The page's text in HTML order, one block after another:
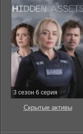
3 сезон 6 серия
Скрытые активы